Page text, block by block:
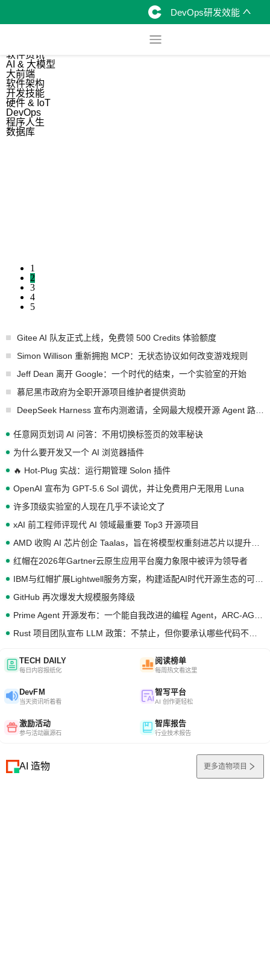
DevOps研发效能
软件资讯
AI & 大模型
大前端
软件架构
开发技能
硬件 & IoT
DevOps
程序人生
数据库
1
2
3
4
5
Gitee AI 队友正式上线，免费领 500 Credits 体验额度
Simon Willison 重新拥抱 MCP：无状态协议如何改变游戏规则
Jeff Dean 离开 Google：一个时代的结束，一个实验室的开始
慕尼黑市政府为全职开源项目维护者提供资助
任意网页划词 AI 问答：不用切换标签页的效率秘诀
为什么要开发又一个 AI 浏览器插件
🔥 Hot-Plug 实战：运行期管理 Solon 插件
OpenAI 宣布为 GPT-5.6 Sol 调优，并让免费用户无限用 Luna
许多顶级实验室的人现在几乎不读论文了
xAI 前工程师评现代 AI 领域最重要 Top3 开源项目
红帽在2026年Gartner云原生应用平台魔力象限中被评为领导者
GitHub 再次爆发大规模服务降级
TECH DAILY
每日内容报纸化
阅读榜单
每周热文看这里
DevFM
当天资讯听着看
智写平台
AI 创作更轻松
激励活动
参与活动赢源石
智库报告
行业技术报告
AI 造物 更多造物项目